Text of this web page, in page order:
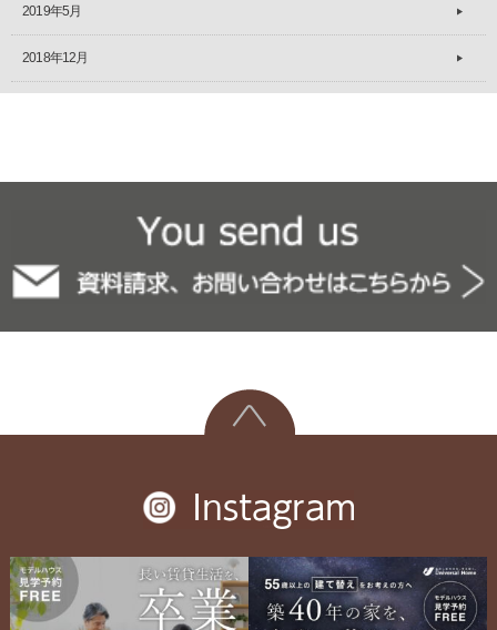
2019年5月
2018年12月